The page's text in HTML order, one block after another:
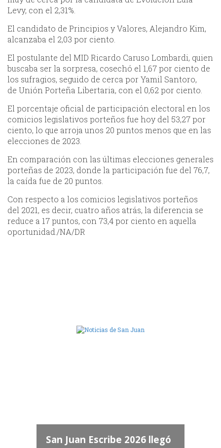
Levy, con el 2,31%.
El candidato de Principios y Valores, Alejandro Kim,
alcanzaba el 2,03 por ciento.
El postulante del MID Ricardo Caruso Lombardi, quien
buscaba ser la sorpresa, cosechó el 1,67 por ciento de
los sufragios, seguido de cerca por Yamil Santoro,
de Unión Porteña Libertaria, con el 0,62 por ciento.
El porcentaje oficial de participación electoral en los
comicios legislativos porteños fue hoy del 53,27 por
ciento, lo que arroja unos 20 puntos menos que en las
elecciones de 2023.
En comparación con las últimas elecciones generales
porteñas de 2023, donde la participación fue del 76,7,
la caída fue de 20 puntos.
Con respecto a los comicios legislativos porteños
del 2021, es decir, cuatro años atrás, la diferencia se
reduce a 17 puntos, con 73,4 por ciento en aquella
oportunidad./NA/DR
San Juan Escribe 2026 llegó